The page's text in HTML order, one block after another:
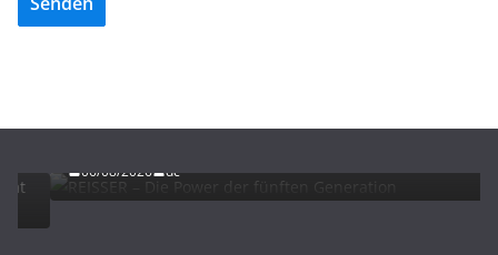
REISSER – Die Power der fünften Generation
06/08/2026 dc